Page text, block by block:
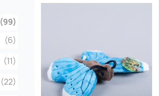
(99)
(6)
(11)
(22)